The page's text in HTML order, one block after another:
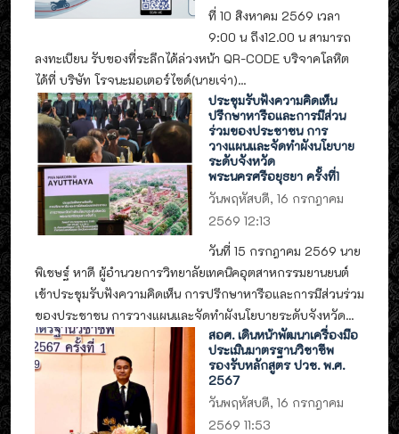
ที่ 10 สิงหาคม 2569 เวลา
9:00 น ถึง12.00 น สามารถ
ลงทะเบียน รับของที่ระลึกได้ล่วงหน้า QR-CODE บริจาคโลหิต
ได้ที่ บริษัท โรจนะมอเตอร์ไซด์(นายเจ่า)...
ประชุมรับฟังความคิดเห็น
ปรึกษาหารือและการมีส่วน
ร่วมของประชาชน การ
วางแผนและจัดทำผังนโยบาย
ระดับจังหวัด
พระนครศรีอยุธยา ครั้งที่1
วันพฤหัสบดี, 16 กรกฎาคม
2569 12:13
วันที่ 15 กรกฎาคม 2569 นาย
พิเชษฐ์ หาดี ผู้อำนวยการวิทยาลัยเทคนิคอุตสาหกรรมยานยนต์
เข้าประชุมรับฟังความคิดเห็น การปรึกษาหารือและการมีส่วนร่วม
ของประชาชน การวางแผนและจัดทำผังนโยบายระดับจังหวัด...
สอศ. เดินหน้าพัฒนาเครื่องมือ
ประเมินมาตรฐานวิชาชีพ
รองรับหลักสูตร ปวช. พ.ศ.
2567
วันพฤหัสบดี, 16 กรกฎาคม
2569 11:53